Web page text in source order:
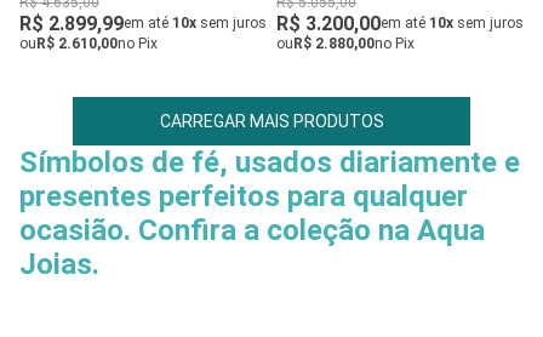
R$ 2.899,99em até 10x sem juros
ouR$ 2.610,00no Pix
R$ 3.200,00em até 10x sem juros
ouR$ 2.880,00no Pix
CARREGAR MAIS PRODUTOS
Símbolos de fé, usados diariamente e
presentes perfeitos para qualquer
ocasião. Confira a coleção na Aqua
Joias.